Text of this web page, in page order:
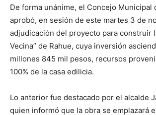
De forma unánime, el Concejo Municipal
aprobó, en sesión de este martes 3 de
adjudicación del proyecto para construir
Vecina” de Rahue, cuya inversión
millones 845 mil pesos, recursos
100% de la casa edilicia.
Lo anterior fue destacado por el alcalde
quien informó que la obra se emplazará